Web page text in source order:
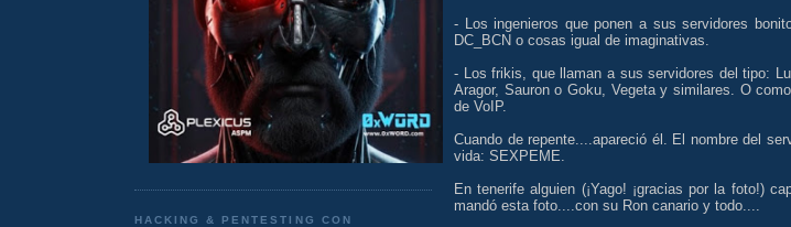
HACKING & PENTESTING CON
- Los ingenieros que ponen a sus servidores
DC_BCN o cosas igual de imaginativas.
- Los frikis, que llaman a sus servidores del tipo:
Aragor, Sauron o Goku, Vegeta y similares. O
de VoIP.
Cuando de repente....apareció él. El nombre del
vida: SEXPEME.
En tenerife alguien (¡Yago! ¡gracias por la foto!)
mandó esta foto....con su Ron canario y todo....